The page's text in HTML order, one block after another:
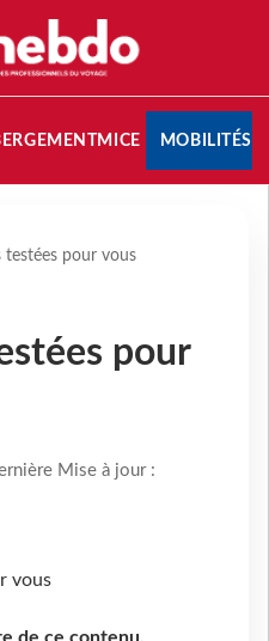
MICE MOBILITÉS
testées pour vous
pour
Mise à jour :